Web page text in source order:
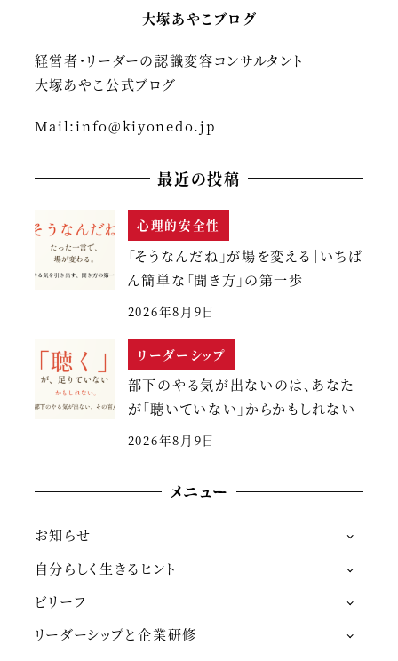
大塚あやこブログ
経営者・リーダーの認識変容コンサルタント
大塚あやこ公式ブログ
Mail:info@kiyonedo.jp
最近の投稿
心理的安全性
「そうなんだね」が場を変える｜いちば
ん簡単な「聞き方」の第一歩
2026年8月9日
リーダーシップ
部下のやる気が出ないのは、あなた
が「聴いていない」からかもしれない
2026年8月9日
メニュー
お知らせ
自分らしく生きるヒント
ビリーフ
リーダーシップと企業研修